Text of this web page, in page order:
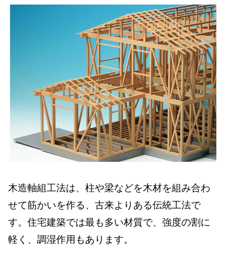
木造軸組工法は、柱や梁などを木材を組み合わ
せて筋かいを作る、古来よりある伝統工法で
す。住宅建築では最も多い材質で、強度の割に
軽く、調湿作用もあります。